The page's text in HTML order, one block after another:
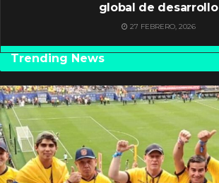
global de desarrollo
27 FEBRERO, 2026
Trending News